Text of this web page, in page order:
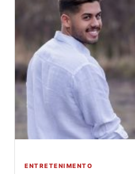
ENTRETENIMENTO